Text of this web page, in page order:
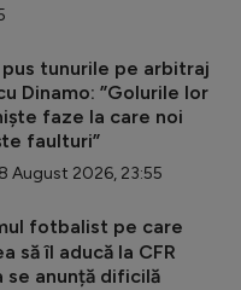
pus tunurile pe arbitraj
Dinamo: ”Golurile lor
faze la care noi
faulturi”
August 2026, 23:55
fotbalist pe care
să îl aducă la CFR
se anunță dificilă